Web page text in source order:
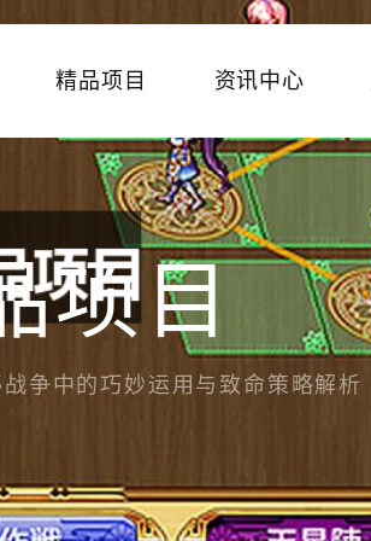
精品项目 资讯中心
项目
争中的巧妙运用与致命策略解析